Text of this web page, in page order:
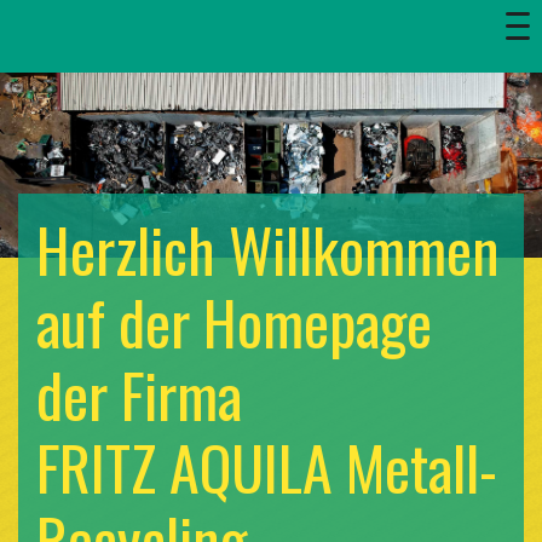
Herzlich Willkommen
auf der Homepage
der Firma
FRITZ AQUILA Metall-